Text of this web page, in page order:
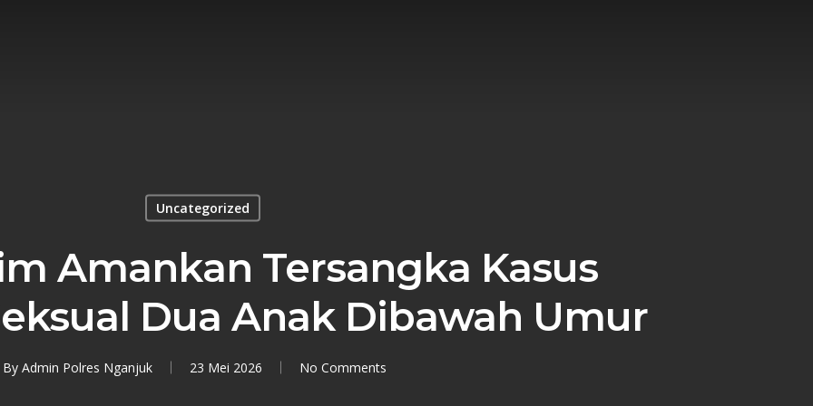
Uncategorized
Amankan Tersangka Kasus
Dua Anak Dibawah Umur
By Admin Polres Nganjuk 23 Mei 2026 No Comments